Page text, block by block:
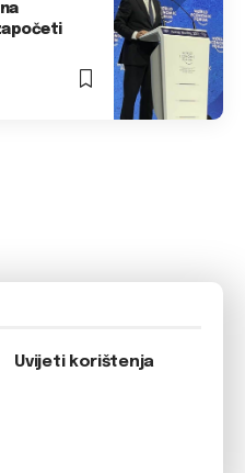
Uvijeti korištenja